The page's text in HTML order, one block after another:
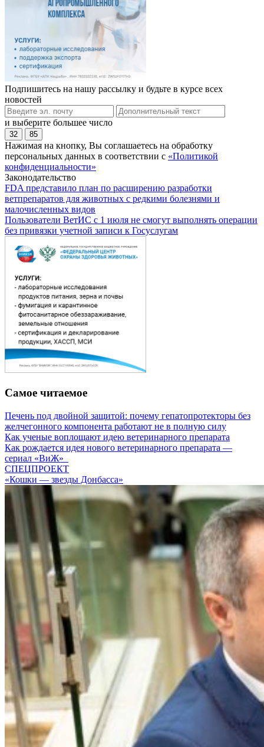
Подпишитесь на нашу рассылку и будьте в курсе всех
новостей
и выберите большее число
32 85
Нажимая на кнопку, Вы соглашаетесь на обработку
персональных данных в соответствии с «Политикой
конфиденциальности»
Законодательство
FDA представило план по расширению разработки
ветпрепаратов для животных с редкими болезнями и
малочисленных видов
Пользователи ВетИС с 1 июля не смогут выполнять операции
без привязки учетной записи к Госуслугам
Самое читаемое
Печень под двойной защитой: почему гепатопротекторы без
желчегонного компонента работают не в полную силу
Как ученые воплощают идею ветеринарного препарата
Как рождается идея нового ветеринарного препарата —
сериал «ВиЖ»
СПЕЦПРОЕКТ
«Кошки — звезды Донбасса»